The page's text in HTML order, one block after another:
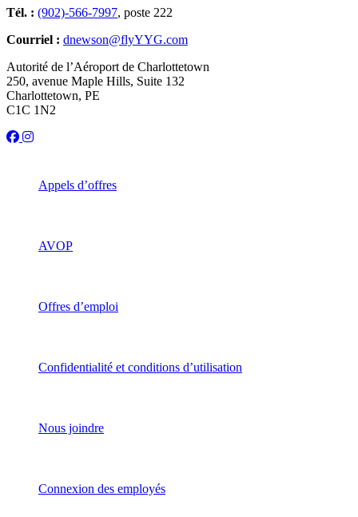
Tél. : (902)-566-7997, poste 222
Courriel : dnewson@flyYYG.com
Autorité de l’Aéroport de Charlottetown
250, avenue Maple Hills, Suite 132
Charlottetown, PE
C1C 1N2
Appels d’offres
AVOP
Offres d’emploi
Confidentialité et conditions d’utilisation
Nous joindre
Connexion des employés